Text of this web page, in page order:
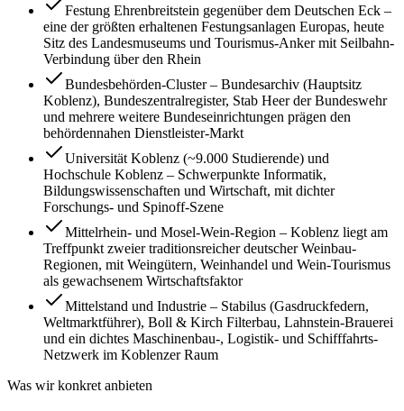
Festung Ehrenbreitstein gegenüber dem Deutschen Eck –
eine der größten erhaltenen Festungsanlagen Europas, heute
Sitz des Landesmuseums und Tourismus-Anker mit Seilbahn-
Verbindung über den Rhein
Bundesbehörden-Cluster – Bundesarchiv (Hauptsitz
Koblenz), Bundeszentralregister, Stab Heer der Bundeswehr
und mehrere weitere Bundeseinrichtungen prägen den
behördennahen Dienstleister-Markt
Universität Koblenz (~9.000 Studierende) und
Hochschule Koblenz – Schwerpunkte Informatik,
Bildungswissenschaften und Wirtschaft, mit dichter
Forschungs- und Spinoff-Szene
Mittelrhein- und Mosel-Wein-Region – Koblenz liegt am
Treffpunkt zweier traditionsreicher deutscher Weinbau-
Regionen, mit Weingütern, Weinhandel und Wein-Tourismus
als gewachsenem Wirtschaftsfaktor
Mittelstand und Industrie – Stabilus (Gasdruckfedern,
Weltmarktführer), Boll & Kirch Filterbau, Lahnstein-Brauerei
und ein dichtes Maschinenbau-, Logistik- und Schifffahrts-
Netzwerk im Koblenzer Raum
Was wir konkret anbieten